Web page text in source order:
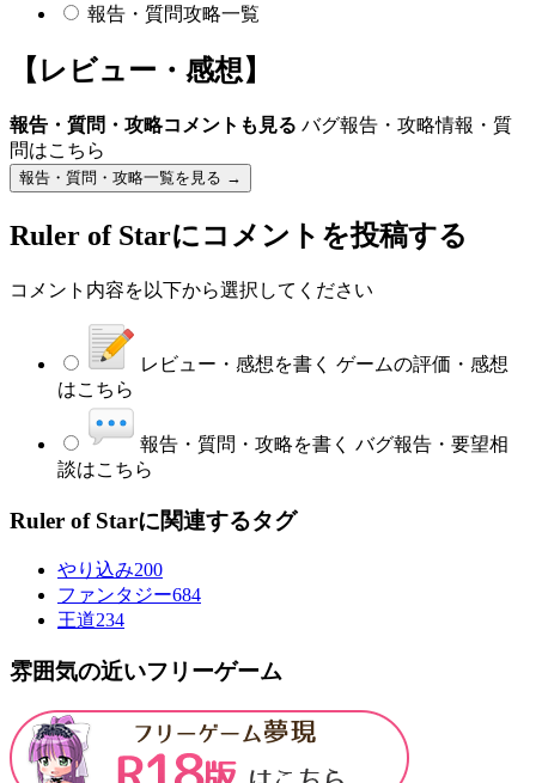
報告・質問攻略一覧
【レビュー・感想】
報告・質問・攻略コメントも見る バグ報告・攻略情報・質
問はこちら
報告・質問・攻略一覧を見る →
Ruler of Starにコメントを投稿する
コメント内容を以下から選択してください
レビュー・感想を書く ゲームの評価・感想
はこちら
報告・質問・攻略を書く バグ報告・要望相
談はこちら
Ruler of Starに関連するタグ
やり込み200
ファンタジー684
王道234
雰囲気の近いフリーゲーム